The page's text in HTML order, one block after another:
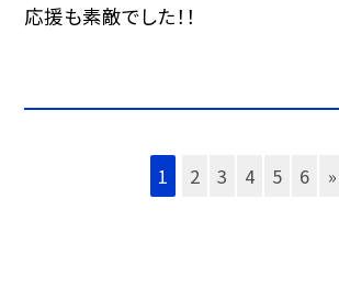
応援も素敵でした！！
1 2 3 4 5 6 »